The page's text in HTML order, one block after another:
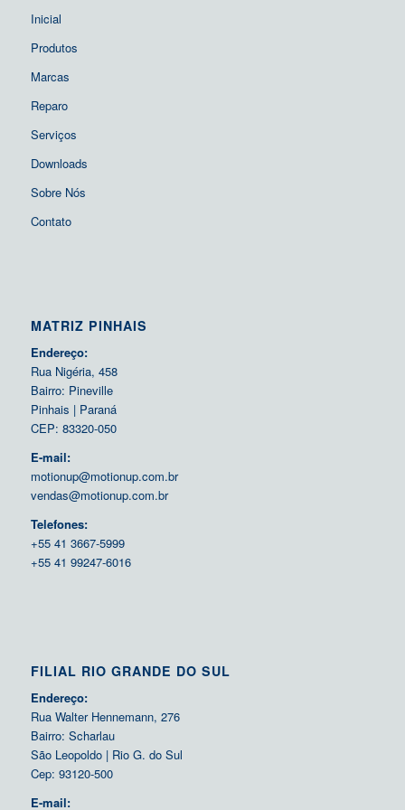
Inicial
Produtos
Marcas
Reparo
Serviços
Downloads
Sobre Nós
Contato
MATRIZ PINHAIS
Endereço:
Rua Nigéria, 458
Bairro: Pineville
Pinhais | Paraná
CEP: 83320-050
E-mail:
motionup@motionup.com.br
vendas@motionup.com.br
Telefones:
+55 41 3667-5999
+55 41 99247-6016
FILIAL RIO GRANDE DO SUL
Endereço:
Rua Walter Hennemann, 276
Bairro: Scharlau
São Leopoldo | Rio G. do Sul
Cep: 93120-500
E-mail: